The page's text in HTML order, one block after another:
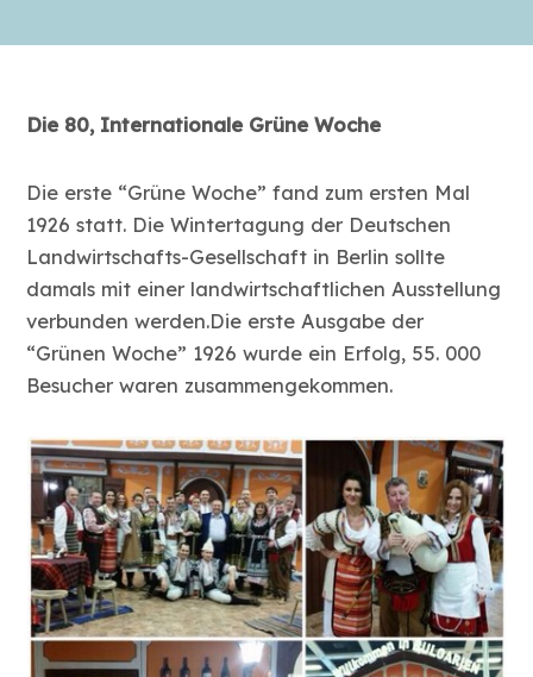
Die 80, Internationale Grüne Woche
Die erste “Grüne Woche” fand zum ersten Mal
1926 statt. Die Wintertagung der Deutschen
Landwirtschafts-Gesellschaft in Berlin sollte
damals mit einer landwirtschaftlichen Ausstellung
verbunden werden.Die erste Ausgabe der
“Grünen Woche” 1926 wurde ein Erfolg, 55. 000
Besucher waren zusammengekommen.